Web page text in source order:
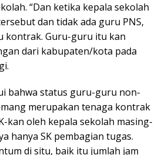
“Dan ketika kepala sekolah
dan tidak ada guru PNS,
kontrak. Guru-guru itu kan
dari kabupaten/kota pada
bahwa status guru-guru non-
merupakan tenaga kontrak
kan oleh kepala sekolah masing-
hanya SK pembagian tugas.
di situ, baik itu jumlah jam